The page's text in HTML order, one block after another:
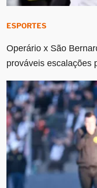
ESPORTES
Operário x São
prováveis escalações